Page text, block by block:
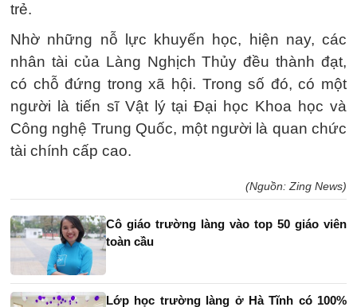
trẻ.
Nhờ những nỗ lực khuyến học, hiện nay, các
nhân tài của Làng Nghịch Thủy đều thành đạt,
có chỗ đứng trong xã hội. Trong số đó, có một
người là tiến sĩ Vật lý tại Đại học Khoa học và
Công nghệ Trung Quốc, một người là quan chức
tài chính cấp cao.
(Nguồn: Zing News)
Cô giáo trường làng vào top 50 giáo viên
toàn cầu
Lớp học trường làng ở Hà Tĩnh có 100%